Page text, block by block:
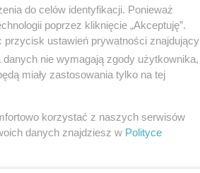
Skontaktuj sięz nami
Kontakt
Reklama
do celów identyfikacji. Ponieważ
poprzez kliknięcie „Akceptuję”.
ustawień prywatności znajdujący
nie wymagają zgody użytkownika,
miały zastosowania tylko na tej
korzystać z naszych serwisów
danych znajdziesz w Polityce